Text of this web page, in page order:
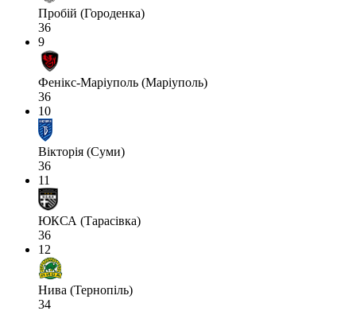
Пробій (Городенка)
36
9
Фенікс-Маріуполь (Маріуполь)
36
10
Вікторія (Суми)
36
11
ЮКСА (Тарасівка)
36
12
Нива (Тернопіль)
34